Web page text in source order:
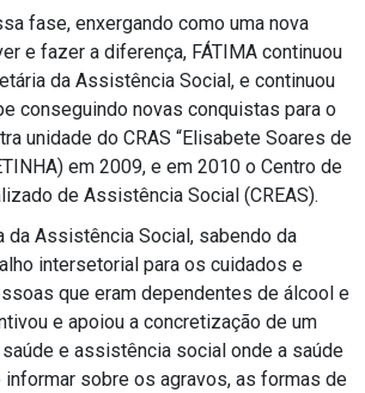
fase, enxergando como uma nova
e fazer a diferença, FÁTIMA continuou
da Assistência Social, e continuou
conseguindo novas conquistas para o
unidade do CRAS “Elisabete Soares de
em 2009, e em 2010 o Centro de
de Assistência Social (CREAS).
da Assistência Social, sabendo da
intersetorial para os cuidados e
que eram dependentes de álcool e
e apoiou a concretização de um
e assistência social onde a saúde
sobre os agravos, as formas de